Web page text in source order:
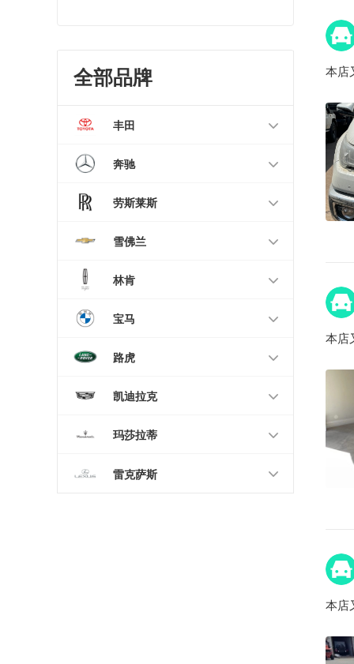
全部品牌
丰田
奔驰
劳斯莱斯
雪佛兰
林肯
宝马
路虎
凯迪拉克
玛莎拉蒂
雷克萨斯
本店
本店
本店